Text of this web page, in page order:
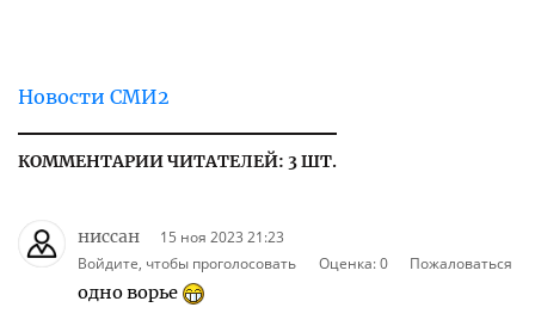
Новости СМИ2
КОММЕНТАРИИ ЧИТАТЕЛЕЙ: 3 ШТ.
ниссан
15 ноя 2023 21:23
Войдите, чтобы проголосовать
Оценка:0 Пожаловаться
одно ворье